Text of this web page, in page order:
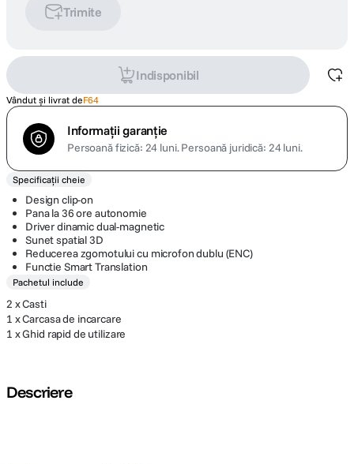
Trimite
Indisponibil
Vândut și livrat deF64
Informații garanție
Persoană fizică: 24 luni.Persoană juridică: 24 luni.
Specificații cheie
Design clip-on
Pana la 36 ore autonomie
Driver dinamic dual-magnetic
Sunet spatial 3D
Reducerea zgomotului cu microfon dublu (ENC)
Functie Smart Translation
Pachetul include
2 x Casti
1 x Carcasa de incarcare
1 x Ghid rapid de utilizare
Descriere